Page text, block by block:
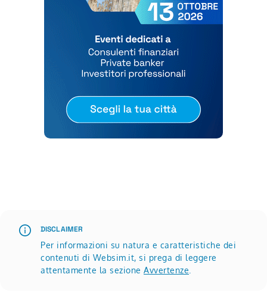
DISCLAIMER
Per informazioni su natura e caratteristiche dei
contenuti di Websim.it, si prega di leggere
attentamente la sezione Avvertenze